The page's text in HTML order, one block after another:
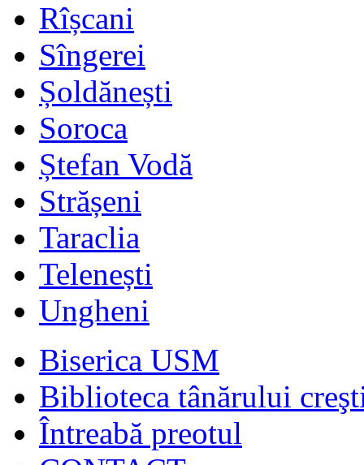
Rîșcani
Sîngerei
Șoldănești
Soroca
Ștefan Vodă
Strășeni
Taraclia
Telenești
Ungheni
Biserica USM
Biblioteca tânărului
Întreabă preotul